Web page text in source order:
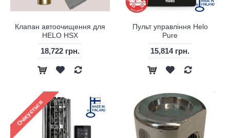
Клапан автоочищення для
HELO HSX
18,722 грн.
Пульт управління Helo
Pure
15,814 грн.